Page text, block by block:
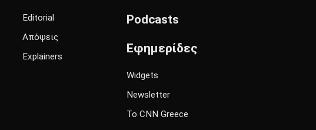
Editorial
Απόψεις
Explainers
Podcasts
Εφημερίδες
Widgets
Newsletter
Το CNN Greece